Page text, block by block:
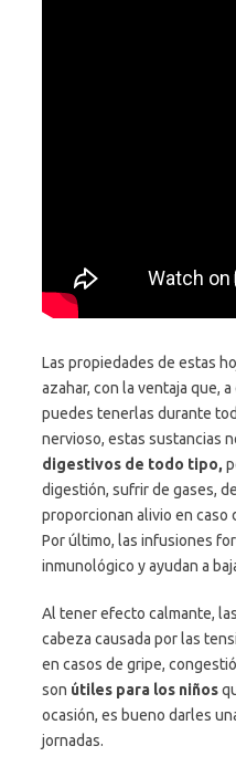
Las propiedades de estas
azahar, con la ventaja que,
puedes tenerlas durante
nervioso, estas sustancias
digestivos de todo tipo,
digestión, sufrir de gases,
proporcionan alivio en caso
Por último, las infusiones
inmunológico y ayudan a
Al tener efecto calmante,
cabeza causada por las
en casos de gripe,
son útiles para los niños
ocasión, es bueno darles
jornadas.